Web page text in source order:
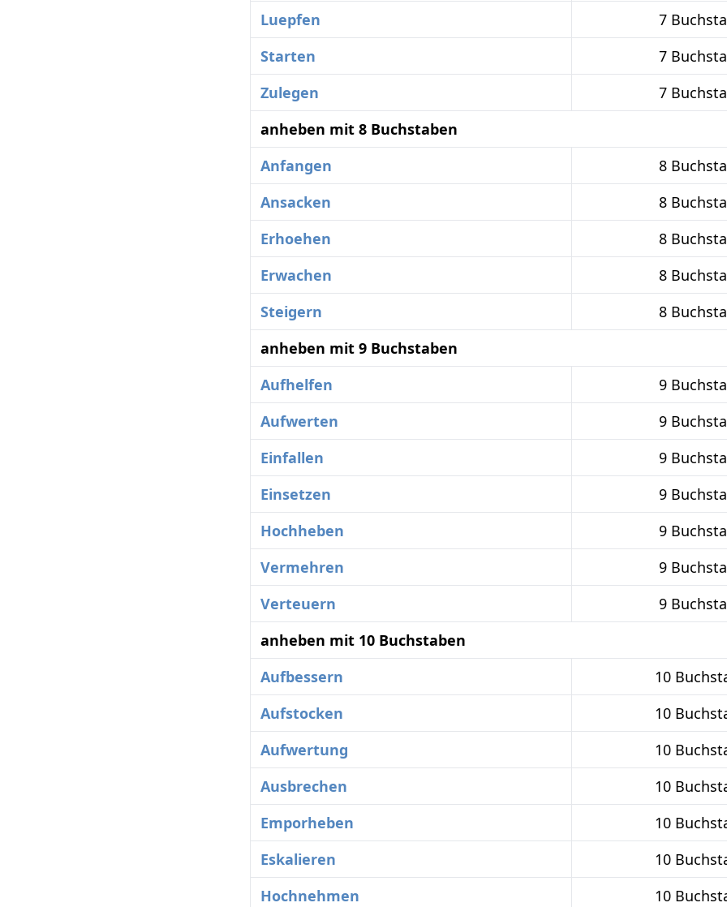
Luepfen
7
Starten
7
Zulegen
7
anheben mit 8 Buchstaben
Anfangen
8
Ansacken
8
Erhoehen
8
Erwachen
8
Steigern
8
anheben mit 9 Buchstaben
Aufhelfen
9
Aufwerten
9
Einfallen
9
Einsetzen
9
Hochheben
9
Vermehren
9
Verteuern
9
anheben mit 10 Buchstaben
Aufbessern
10
Aufstocken
10
Aufwertung
10
Ausbrechen
10
Emporheben
10
Eskalieren
10
Hochnehmen
10